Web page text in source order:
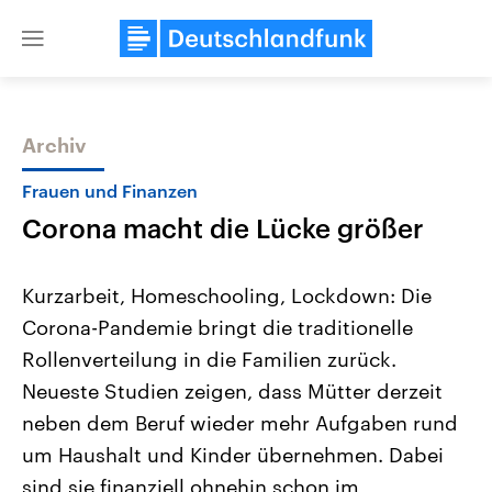
Close
Themen
Landtagswahl Sachsen-Anhalt
2026
Alle Informationen
Sachsen-Anhalt wählt am 6.
September 2026 einen neuen
Bundesland von einer Koalition aus
USA
Aktuelle Beiträge,
Hintergründe
Wirtschaftlich und
gehören die Vereinigten
mit großem Einfluss auf
Archiv
Frauen und Finanzen
Corona macht die Lücke größer
Kurzarbeit, Homeschooling, Lockdown: Die
Corona-Pandemie bringt die traditionelle
Rollenverteilung in die Familien zurück.
Neueste Studien zeigen, dass Mütter derzeit
neben dem Beruf wieder mehr Aufgaben rund
um Haushalt und Kinder übernehmen. Dabei
sind sie finanziell ohnehin schon im